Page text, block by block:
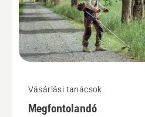
Vásárlási tanácsok
Megfontolandó